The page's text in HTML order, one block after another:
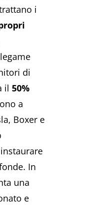
i
di
il 50%
a
Boxer e
In
una
e